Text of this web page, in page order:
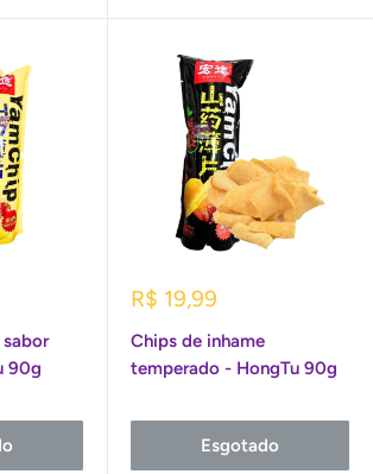
90g
Preço
R$ 19,99
Chips de inhame
temperado - HongTu 90g
Esgotado